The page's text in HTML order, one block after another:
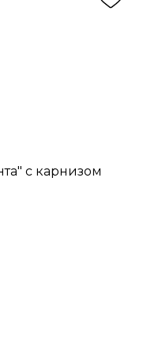
с карнизом